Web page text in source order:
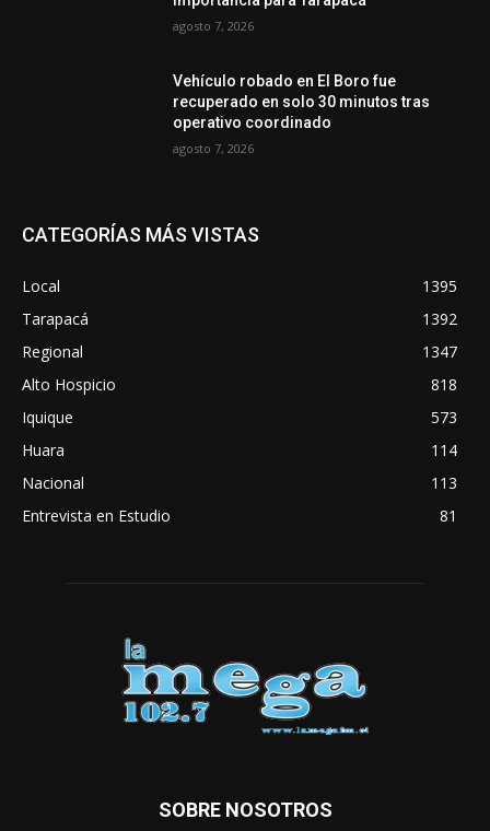
agosto 7, 2026
Vehículo robado en El Boro fue
recuperado en solo 30 minutos tras
operativo coordinado
agosto 7, 2026
CATEGORÍAS MÁS VISTAS
Local
1395
Tarapacá
1392
Regional
1347
Alto Hospicio
818
Iquique
573
Huara
114
Nacional
113
Entrevista en Estudio
81
SOBRE NOSOTROS